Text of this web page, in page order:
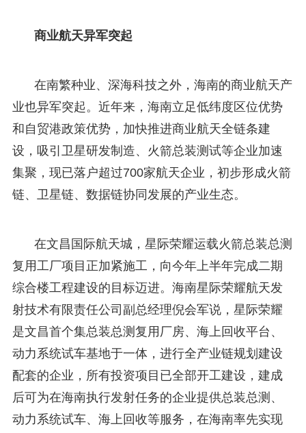
商业航天异军突起
在南繁种业、深海科技之外，海南的商业航天产
业也异军突起。近年来，海南立足低纬度区位优势
和自贸港政策优势，加快推进商业航天全链条建
设，吸引卫星研发制造、火箭总装测试等企业加速
集聚，现已落户超过700家航天企业，初步形成火箭
链、卫星链、数据链协同发展的产业生态。
在文昌国际航天城，星际荣耀运载火箭总装总测
复用工厂项目正加紧施工，向今年上半年完成二期
综合楼工程建设的目标迈进。海南星际荣耀航天发
射技术有限责任公司副总经理倪会军说，星际荣耀
是文昌首个集总装总测复用厂房、海上回收平台、
动力系统试车基地于一体，进行全产业链规划建设
配套的企业，所有投资项目已全部开工建设，建成
后可为在海南执行发射任务的企业提供总装总测、
动力系统试车、海上回收等服务，在海南率先实现